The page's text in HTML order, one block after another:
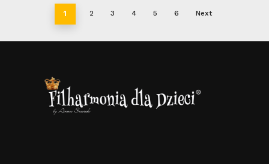
1 2 3 4 5 6 Next